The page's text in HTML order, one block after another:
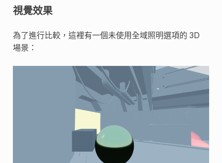
視覺效果
為了進行比較，這裡有一個未使用全域照明選項的 3D
場景：